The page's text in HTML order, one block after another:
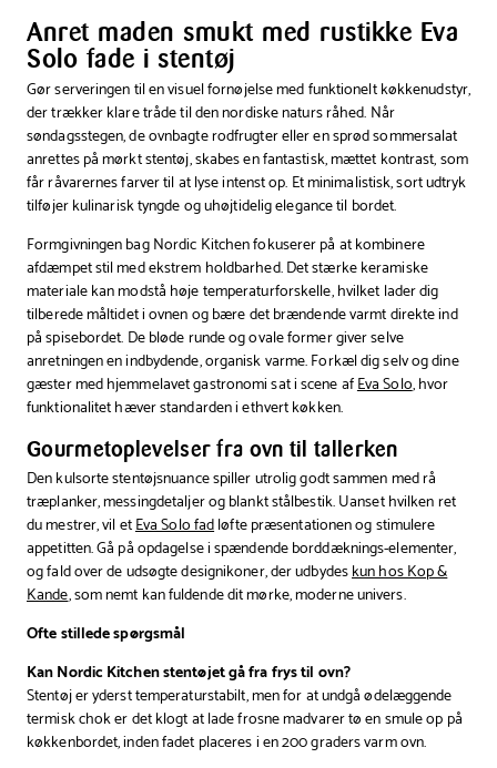
30
cm
36x25
Anret maden smukt med rustikke Eva
Solo fade i stentøj
Gør serveringen til en visuel fornøjelse med funktionelt køkkenudstyr,
der trækker klare tråde til den nordiske naturs råhed. Når
søndagsstegen, de ovnbagte rodfrugter eller en sprød sommersalat
anrettes på mørkt stentøj, skabes en fantastisk, mættet kontrast, som
får råvarernes farver til at lyse intenst op. Et minimalistisk, sort udtryk
tilføjer kulinarisk tyngde og uhøjtidelig elegance til bordet.
Formgivningen bag Nordic Kitchen fokuserer på at kombinere
afdæmpet stil med ekstrem holdbarhed. Det stærke keramiske
materiale kan modstå høje temperaturforskelle, hvilket lader dig
tilberede måltidet i ovnen og bære det brændende varmt direkte ind
på spisebordet. De bløde runde og ovale former giver selve
anretningen en indbydende, organisk varme. Forkæl dig selv og dine
gæster med hjemmelavet gastronomi sat i scene afEva Solo, hvor
funktionalitet hæver standarden i ethvert køkken.
Gourmetoplevelser fra ovn til tallerken
Den kulsorte stentøjsnuance spiller utrolig godt sammen med rå
træplanker, messingdetaljer og blankt stålbestik. Uanset hvilken ret
du mestrer, vil etEva Solo fadløfte præsentationen og stimulere
appetitten. Gå på opdagelse i spændende borddæknings-elementer,
og fald over de udsøgte designikoner, der udbydeskun hos Kop &
Kande, som nemt kan fuldende dit mørke, moderne univers.
Ofte stillede spørgsmål
Kan Nordic Kitchen stentøjet gå fra frys til ovn?
Stentøj er yderst temperaturstabilt, men for at undgå ødelæggende
termisk chok er det klogt at lade frosne madvarer tø en smule op på
køkkenbordet, inden fadet placeres i en 200 graders varm ovn.